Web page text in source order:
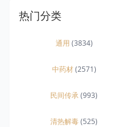
热门分类
通用 (3834)
中药材(2571)
民间传承(993)
清热解毒(525)